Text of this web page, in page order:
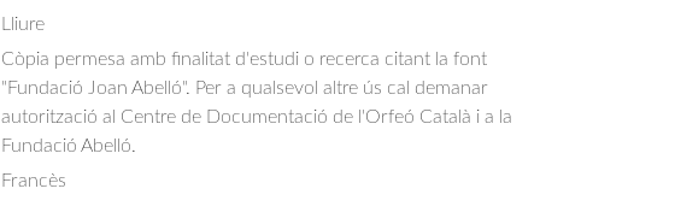
Lliure
Còpia permesa amb finalitat d'estudi o recerca citant la font
"Fundació Joan Abelló". Per a qualsevol altre ús cal demanar
autorització al Centre de Documentació de l'Orfeó Català i a la
Fundació Abelló.
Francès